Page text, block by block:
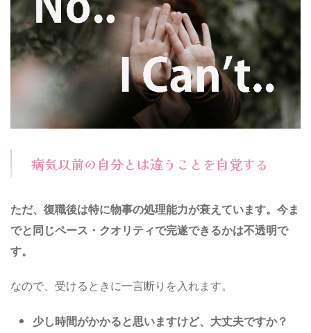
病気以前の自分とは違うことを自覚する
ただ、復職後は特に物事の処理能力が衰えています。今ま
でと同じペース・クオリティで完遂できるかは不透明で
す。
なので、受けるときに一言断りを入れます。
少し時間がかかると思いますけど、大丈夫ですか？